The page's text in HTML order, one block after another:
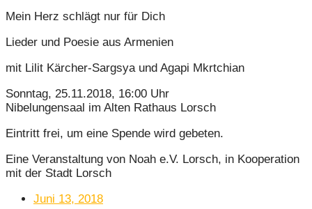
Mein Herz schlägt nur für Dich
Lieder und Poesie aus Armenien
mit Lilit Kärcher-Sargsya und Agapi Mkrtchian
Sonntag, 25.11.2018, 16:00 Uhr
Nibelungensaal im Alten Rathaus Lorsch
Eintritt frei, um eine Spende wird gebeten.
Eine Veranstaltung von Noah e.V. Lorsch, in Kooperation
mit der Stadt Lorsch
Juni 13, 2018